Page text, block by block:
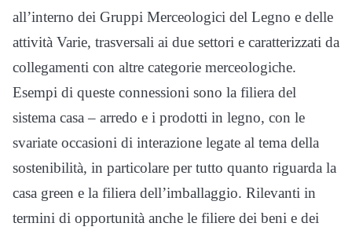
all’interno dei Gruppi Merceologici del Legno e delle
attività Varie, trasversali ai due settori e caratterizzati da
collegamenti con altre categorie merceologiche.
Esempi di queste connessioni sono la filiera del
sistema casa – arredo e i prodotti in legno, con le
svariate occasioni di interazione legate al tema della
sostenibilità, in particolare per tutto quanto riguarda la
casa green e la filiera dell’imballaggio. Rilevanti in
termini di opportunità anche le filiere dei beni e dei